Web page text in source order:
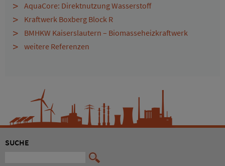
AquaCore: Direktnutzung Wasserstoff
Kraftwerk Boxberg Block R
BMHKW Kaiserslautern – Biomasseheizkraftwerk
weitere Referenzen
SUCHE